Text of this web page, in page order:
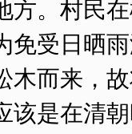
方。村民
免受日晒
木而来，
该是在清